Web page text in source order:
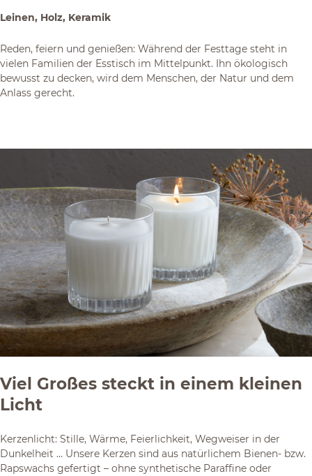
Leinen, Holz, Keramik
Reden, feiern und genießen: Während der Festtage steht in
vielen Familien der Esstisch im Mittelpunkt. Ihn ökologisch
bewusst zu decken, wird dem Menschen, der Natur und dem
Anlass gerecht.
Viel Großes steckt in einem kleinen
Licht
Kerzenlicht: Stille, Wärme, Feierlichkeit, Wegweiser in der
Dunkelheit … Unsere Kerzen sind aus natürlichem Bienen- bzw.
Rapswachs gefertigt – ohne synthetische Paraffine oder